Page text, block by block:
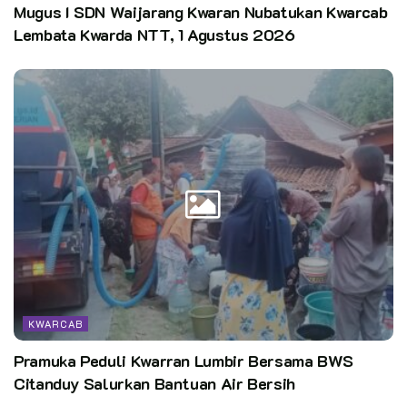
Mugus I SDN Waijarang Kwaran Nubatukan Kwarcab
Lembata Kwarda NTT, 1 Agustus 2026
KWARCAB
Pramuka Peduli Kwarran Lumbir Bersama BWS
Citanduy Salurkan Bantuan Air Bersih